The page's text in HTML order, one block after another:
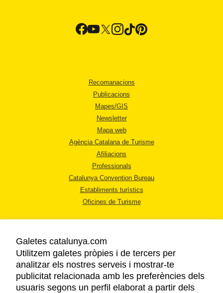
Recomanacions
Publicacions
Mapes/GIS
Newsletter
Mapa web
Agència Catalana de Turisme
Afiliacions
Professionals
Catalunya Convention Bureau
Establiments turístics
Oficines de Turisme
AVÍS LEGAL
POLÍTICA DE PRIVACITAT
Galetes catalunya.com
Utilitzem galetes pròpies i de tercers per
analitzar els nostres serveis i mostrar-te
publicitat relacionada amb les preferències dels
usuaris segons un perfil elaborat a partir dels